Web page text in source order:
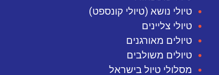
טיולי נושא (טיולי קונספט)
טיולי צליינים
טיולים מאורגנים
טיולים משולבים
מסלולי טיול בישראל